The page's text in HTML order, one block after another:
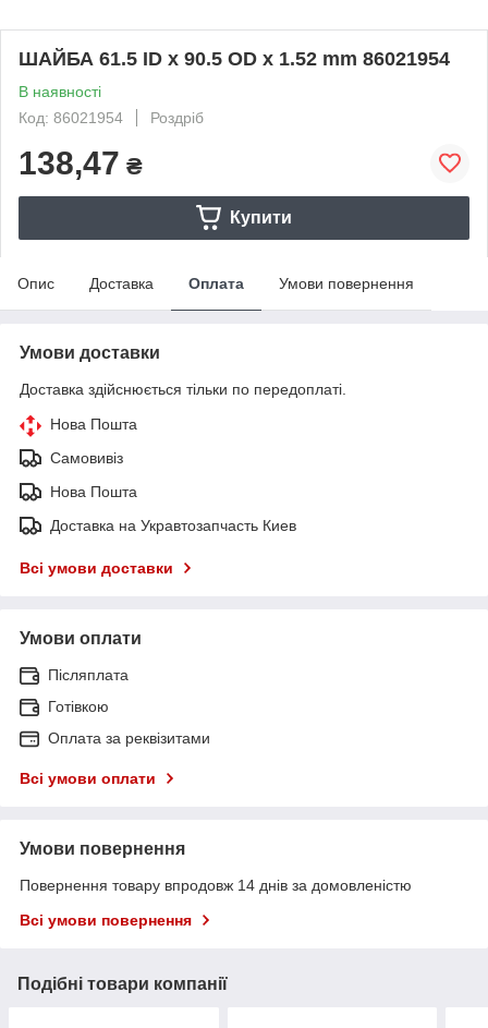
ШАЙБА 61.5 ID x 90.5 OD x 1.52 mm 86021954
В наявності
Код: 86021954
Роздріб
138,47 ₴
Купити
Опис Доставка Оплата Умови повернення
Умови доставки
Доставка здійснюється тільки по передоплаті.
Нова Пошта
Самовивіз
Нова Пошта
Доставка на Укравтозапчасть Киев
Всі умови доставки
Умови оплати
Післяплата
Готівкою
Оплата за реквізитами
Всі умови оплати
Умови повернення
Повернення товару впродовж 14 днів за домовленістю
Всі умови повернення
Подібні товари компанії